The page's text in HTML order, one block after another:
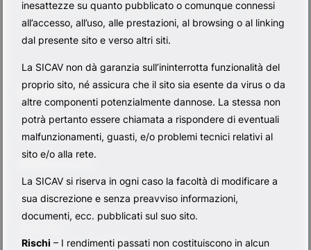
inesattezze su quanto pubblicato o comunque connessi
all’accesso, all’uso, alle prestazioni, al browsing o al linking
dal presente sito e verso altri siti.
La SICAV non dà garanzia sull’ininterrotta funzionalità del
proprio sito, né assicura che il sito sia esente da virus o da
altre componenti potenzialmente dannose. La stessa non
potrà pertanto essere chiamata a rispondere di eventuali
malfunzionamenti, guasti, e/o problemi tecnici relativi al
sito e/o alla rete.
La SICAV si riserva in ogni caso la facoltà di modificare a
sua discrezione e senza preavviso informazioni,
documenti, ecc. pubblicati sul suo sito.
Rischi – I rendimenti passati non costituiscono in alcun
Base Investments SICAV
5 Allée Scheffer
L-2520 Lussemburgo
Comparti
Flexible Low Risk Exposure
e
T
newsletter informativa sul mondo Base Investments Sicav secondo
quanto riportato nellaprivacy policy.